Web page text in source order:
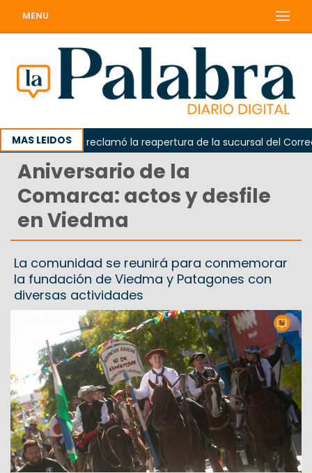
MENU
MAS LEIDOS
Odarda reclamó la reapertura de la sucursal del Correo
Aniversario de la
Comarca: actos y desfile
en Viedma
La comunidad se reunirá para conmemorar
la fundación de Viedma y Patagones con
diversas actividades